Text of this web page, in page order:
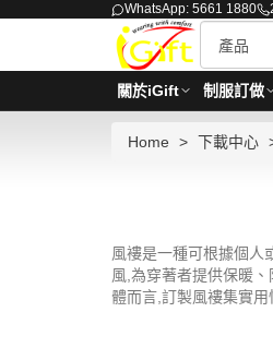
WhatsApp: 5661 1880
關於iGift 制服訂做
Home 下載中心
風褸是一種可根據個人
風,為穿著者提供保暖
體而言,訂製風褸集實